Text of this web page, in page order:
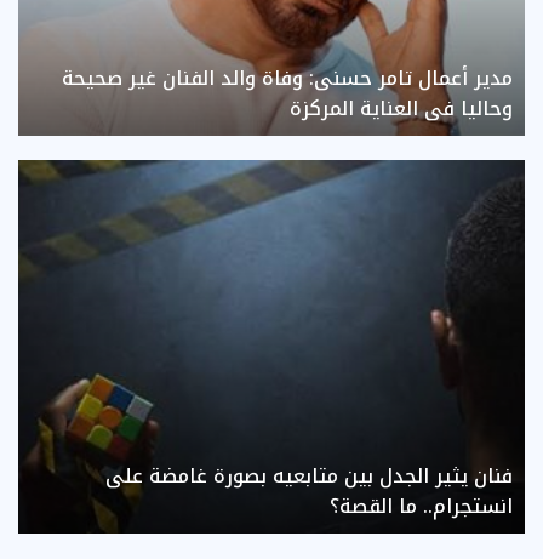
مدير أعمال تامر حسنى: وفاة والد الفنان غير صحيحة
وحاليا فى العناية المركزة
فنان يثير الجدل بين متابعيه بصورة غامضة على
انستجرام.. ما القصة؟